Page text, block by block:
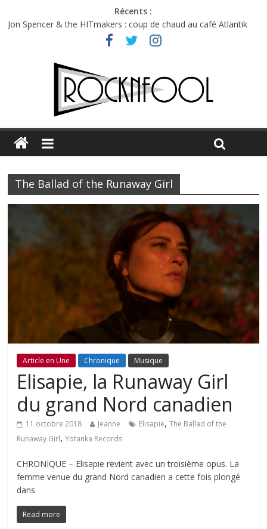
Récents :
Jon Spencer & the HITmakers : coup de chaud au café Atlantik
Hellfest 2026 vendredi : température et émotions en hausse
Hellfest 2026 jeudi : impossible de choisir entre chaleur et bonne
Première édition du Midgard Festival : entre bière, métal et
Charlie Puth à l’Olympia : la leçon de pop du Professeur Puth
The Ballad of the Runaway Girl
Article en Une Chronique Musique
Elisapie, la Runaway Girl
du grand Nord canadien
11 octobre 2018 Jeanne Elisapie,The Ballad of the
Runaway Girl,Yotanka Records
CHRONIQUE – Elisapie revient avec un troisième opus. La
femme venue du grand Nord canadien a cette fois plongé
dans
Read more